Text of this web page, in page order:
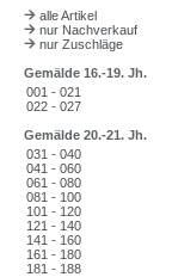
alle Artikel
nur Nachverkauf
nur Zuschläge
Gemälde 16.-19. Jh.
001 - 021
022 - 027
Gemälde 20.-21. Jh.
031 - 040
041 - 060
061 - 080
081 - 100
101 - 120
121 - 140
141 - 160
161 - 180
181 - 188